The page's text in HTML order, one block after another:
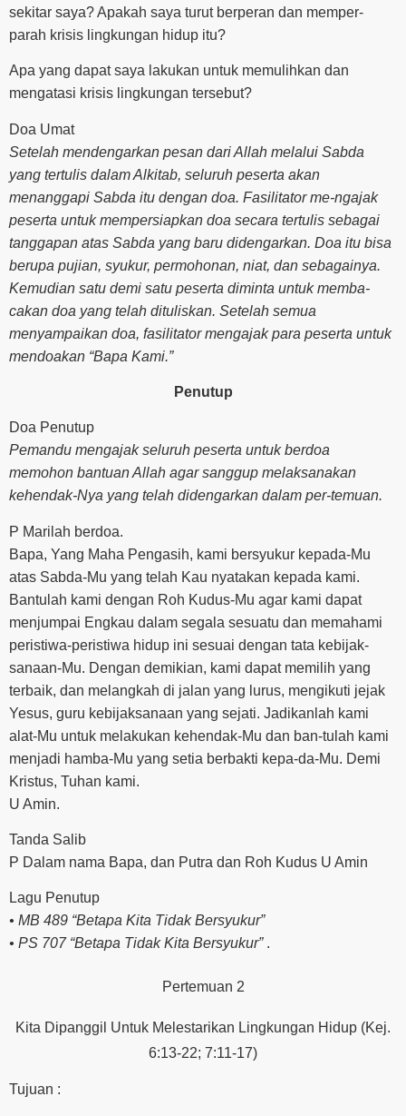
sekitar saya? Apakah saya turut berperan dan memper-
parah krisis lingkungan hidup itu?
Apa yang dapat saya lakukan untuk memulihkan dan
mengatasi krisis lingkungan tersebut?
Doa Umat
Setelah mendengarkan pesan dari Allah melalui Sabda
yang tertulis dalam Alkitab, seluruh peserta akan
menanggapi Sabda itu dengan doa. Fasilitator me-ngajak
peserta untuk mempersiapkan doa secara tertulis sebagai
tanggapan atas Sabda yang baru didengarkan. Doa itu bisa
berupa pujian, syukur, permohonan, niat, dan sebagainya.
Kemudian satu demi satu peserta diminta untuk memba-
cakan doa yang telah dituliskan. Setelah semua
menyampaikan doa, fasilitator mengajak para peserta untuk
mendoakan “Bapa Kami.”
Penutup
Doa Penutup
Pemandu mengajak seluruh peserta untuk berdoa
memohon bantuan Allah agar sanggup melaksanakan
kehendak-Nya yang telah didengarkan dalam per-temuan.
P Marilah berdoa.
Bapa, Yang Maha Pengasih, kami bersyukur kepada-Mu
atas Sabda-Mu yang telah Kau nyatakan kepada kami.
Bantulah kami dengan Roh Kudus-Mu agar kami dapat
menjumpai Engkau dalam segala sesuatu dan memahami
peristiwa-peristiwa hidup ini sesuai dengan tata kebijak-
sanaan-Mu. Dengan demikian, kami dapat memilih yang
terbaik, dan melangkah di jalan yang lurus, mengikuti jejak
Yesus, guru kebijaksanaan yang sejati. Jadikanlah kami
alat-Mu untuk melakukan kehendak-Mu dan ban-tulah kami
menjadi hamba-Mu yang setia berbakti kepa-da-Mu. Demi
Kristus, Tuhan kami.
U Amin.
Tanda Salib
P Dalam nama Bapa, dan Putra dan Roh Kudus U Amin
Lagu Penutup
• MB 489 “Betapa Kita Tidak Bersyukur”
• PS 707 “Betapa Tidak Kita Bersyukur”.
Pertemuan 2
Kita Dipanggil Untuk Melestarikan Lingkungan Hidup (Kej.
6:13-22; 7:11-17)
Tujuan :